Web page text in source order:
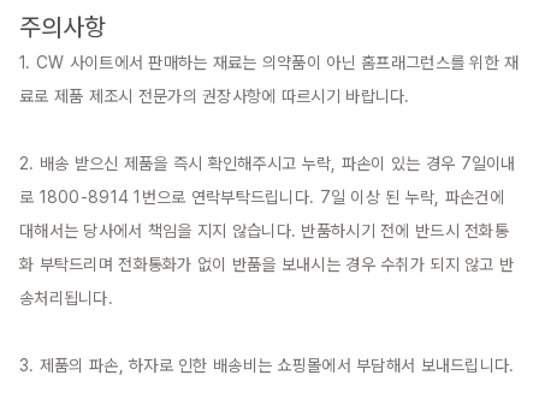
주의사항
1. CW 사이트에서 판매하는 재료는 의약품이 아닌 홈프래그런스를 위한 재
료로 제품 제조시 전문가의 권장사항에 따르시기 바랍니다.
2. 배송 받으신 제품을 즉시 확인해주시고 누락, 파손이 있는 경우 7일이내
로 1800-8914 1번으로 연락부탁드립니다. 7일 이상 된 누락, 파손건에
대해서는 당사에서 책임을 지지 않습니다. 반품하시기 전에 반드시 전화통
화 부탁드리며 전화통화가 없이 반품을 보내시는 경우 수취가 되지 않고 반
송처리됩니다.
3. 제품의 파손, 하자로 인한 배송비는 쇼핑몰에서 부담해서 보내드립니다.